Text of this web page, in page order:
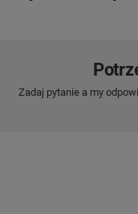
Zadaj pytanie a my